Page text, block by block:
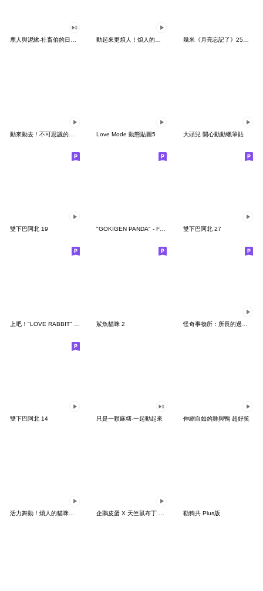
幾米《月亮忘記了》25周年 x 晴天P莉
Love Mode 動態貼圖5 大頭兒 開心動動蠟筆貼
雙下巴阿北 19 "GOKIGEN PANDA" - Feeling / global 雙下巴阿北 27
鯊魚貓咪 2
雙下巴阿北 14 只是一顆麻糬-一起動起來 伸縮自如的雞與鴨 超好笑
活力舞動！煩人的貓咪★迷你版 2 企鵝皮蛋 X 天竺鼠布丁 有點厭世 勒狗共 Plus版